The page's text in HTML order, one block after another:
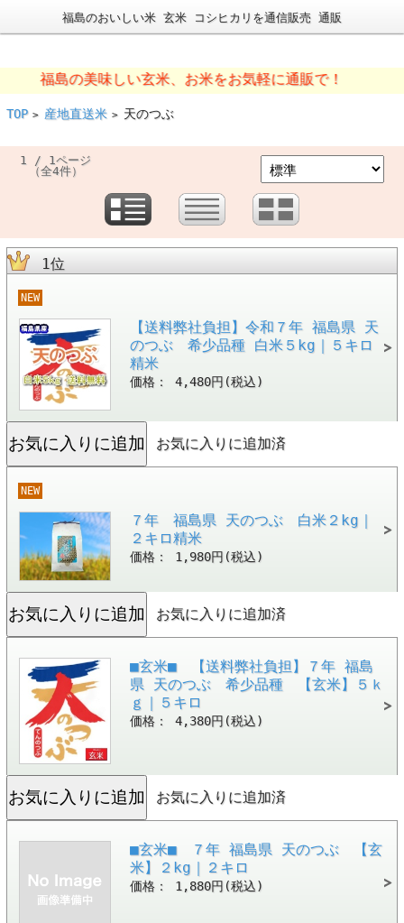
福島のおいしい米 玄米 コシヒカリを通信販売 通販
福島の美味しい玄米、お米をお気軽に通販で！
TOP > 産地直送米 > 天のつぶ
1 / 1ページ
（全4件）
1位
NEW
【送料弊社負担】令和７年 福島県 天
のつぶ 希少品種 白米５kg｜５キロ
精米
価格： 4,480円(税込)
お気に入りに追加済
NEW
７年 福島県 天のつぶ 白米２kg｜
２キロ精米
価格： 1,980円(税込)
お気に入りに追加済
■玄米■ 【送料弊社負担】７年 福島
県 天のつぶ 希少品種 【玄米】５ｋ
ｇ｜５キロ
価格： 4,380円(税込)
お気に入りに追加済
■玄米■ ７年 福島県 天のつぶ 【玄
米】２kg｜２キロ
価格： 1,880円(税込)